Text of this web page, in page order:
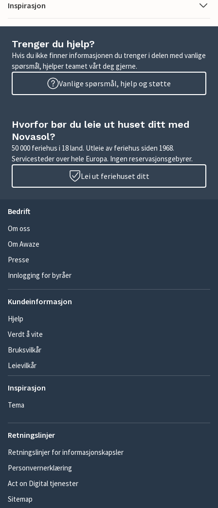
Inspirasjon
Trenger du hjelp?
Hvis du ikke finner informasjonen du trenger i delen med vanlige
spørsmål, hjelper teamet vårt deg gjerne.
Vanlige spørsmål, hjelp og støtte
Hvorfor bør du leie ut huset ditt med
Novasol?
50 000 feriehus i 18 land. Utleie av feriehus siden 1968.
Servicesteder over hele Europa. Ingen reservasjonsgebyrer.
Lei ut feriehuset ditt
Bedrift
Om oss
Om Awaze
Presse
Innlogging for byråer
Kundeinformasjon
Hjelp
Verdt å vite
Bruksvilkår
Leievilkår
Inspirasjon
Tema
Retningslinjer
Retningslinjer for informasjonskapsler
Personvernerklæring
Act on Digital tjenester
Sitemap